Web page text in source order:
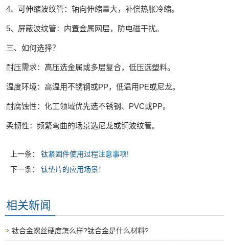
4、可伸缩波纹管‌：轴向伸缩量大，补偿热胀冷缩。
5、屏蔽波纹管‌：内置金属网层，防电磁干扰。
三、如何选择？‌
耐压需求‌：高压选金属或多层复合，低压选塑料。
温度环境‌：高温用不锈钢或PP，低温用PE或尼龙。
耐腐蚀性‌：化工领域优先选不锈钢、PVC或PP。
柔韧性‌：频繁弯曲的场景选尼龙或铜波纹管。
上一条：
钛紧固件使用过程注意事项‌!
下一条：
钛垫片的应用场景！
相关新闻
钛合金螺丝硬度怎么样?钛合金是什么材料?